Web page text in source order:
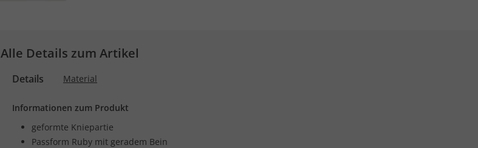
Alle Details zum Artikel
Details Material
Informationen zum Produkt
geformte Kniepartie
Passform Ruby mit geradem Bein